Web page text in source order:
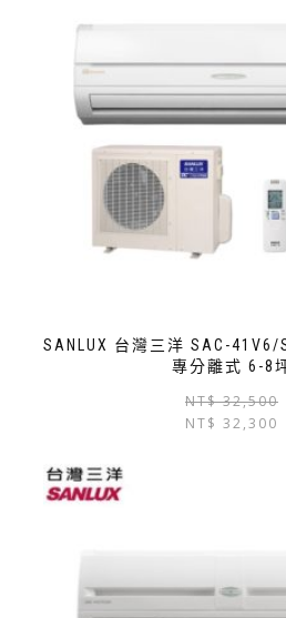
SANLUX 台灣三洋 SAC-41V6/
專分離式 6-8
NT$32,500
NT$ 32,300